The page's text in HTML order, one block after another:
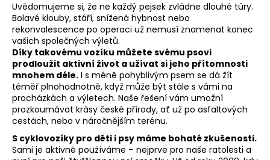
Uvědomujeme si, že ne každý pejsek zvládne dlouhé túry.
Bolavé klouby, stáří, snížená hybnost nebo
rekonvalescence po operaci už nemusí znamenat konec
vašich společných výletů.
Díky takovému vozíku můžete svému psovi
prodloužit aktivní život a užívat si jeho přítomnosti
mnohem déle. I s méně pohyblivým psem se dá žít
téměř plnohodnotně, když může být stále s vámi na
procházkách a výletech. Naše řešení vám umožní
prozkoumávat krásy české přírody, ať už po asfaltových
cestách, nebo v náročnějším terénu.
S cyklovozíky pro děti i psy máme bohaté zkušenosti.
Sami je aktivně používáme – nejprve pro naše ratolesti a